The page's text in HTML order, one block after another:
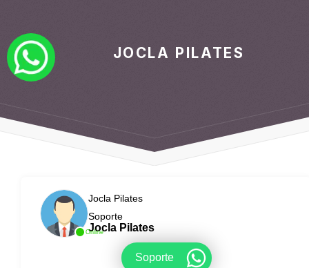
JOCLA PILATES
Online
Jocla Pilates
Soporte
Jocla Pilates
Soporte